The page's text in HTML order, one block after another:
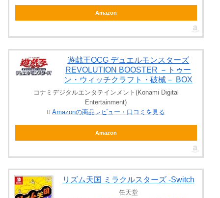
Amazon
遊戯王OCG デュエルモンスターズ
REVOLUTION BOOSTER －トゥー
ン・ウィッチクラフト・破械－ BOX
コナミデジタルエンタテインメント(Konami Digital
Entertainment)
Amazonの商品レビュー・口コミを見る
Amazon
リズム天国 ミラクルスターズ -Switch
任天堂